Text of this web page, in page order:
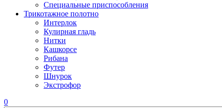
Специальные приспособления
Трикотажное полотно
Интерлок
Кулирная гладь
Нитки
Кашкорсе
Рибана
Футер
Шнурок
Экстрофор
0